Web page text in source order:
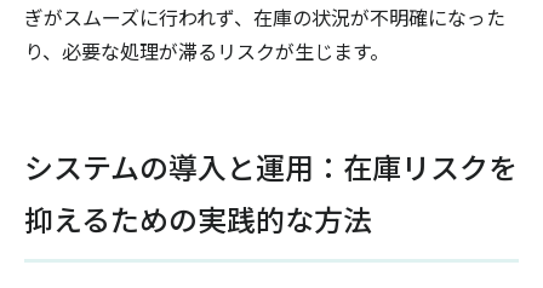
ぎがスムーズに行われず、在庫の状況が不明確になった
り、必要な処理が滞るリスクが生じます。
システムの導入と運用：在庫リスクを
抑えるための実践的な方法